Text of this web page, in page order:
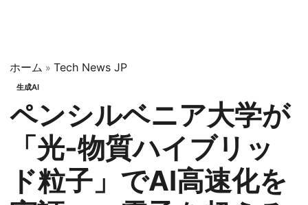
ホーム » Tech News JP
生成AI
ペンシルベニア大学が
「光-物質ハイブリッ
ド粒子」でAI高速化を